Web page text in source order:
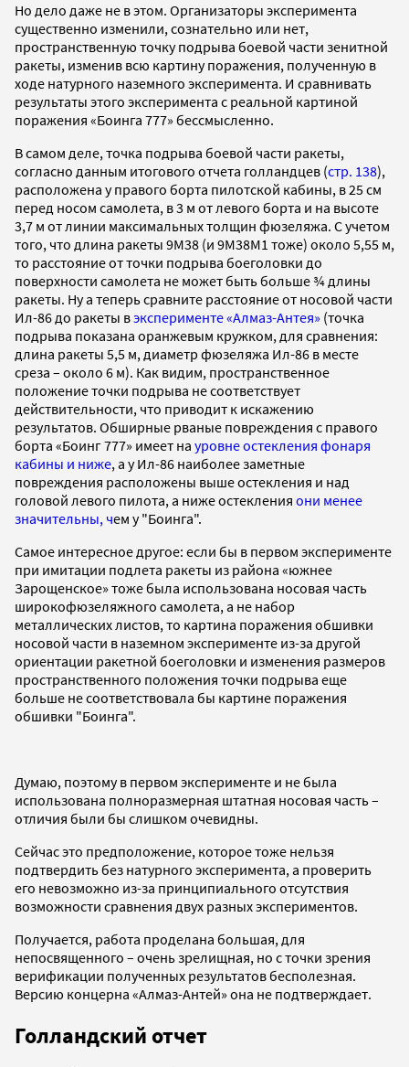
Но дело даже не в этом. Организаторы эксперимента
существенно изменили, сознательно или нет,
пространственную точку подрыва боевой части зенитной
ракеты, изменив всю картину поражения, полученную в
ходе натурного наземного эксперимента. И сравнивать
результаты этого эксперимента с реальной картиной
поражения «Боинга 777» бессмысленно.
В самом деле, точка подрыва боевой части ракеты,
согласно данным итогового отчета голландцев (стр. 138),
расположена у правого борта пилотской кабины, в 25 см
перед носом самолета, в 3 м от левого борта и на высоте
3,7 м от линии максимальных толщин фюзеляжа. С учетом
того, что длина ракеты 9М38 (и 9М38М1 тоже) около 5,55 м,
то расстояние от точки подрыва боеголовки до
поверхности самолета не может быть больше ¾ длины
ракеты. Ну а теперь сравните расстояние от носовой части
Ил-86 до ракеты вэксперименте «Алмаз-Антея» (точка
подрыва показана оранжевым кружком, для сравнения:
длина ракеты 5,5 м, диаметр фюзеляжа Ил-86 в месте
среза – около 6 м). Как видим, пространственное
положение точки подрыва не соответствует
действительности, что приводит к искажению
результатов. Обширные рваные повреждения с правого
борта «Боинг 777» имеет на уровне остекления фонаря
кабины и ниже, а у Ил-86 наиболее заметные
повреждения расположены выше остекления и над
головой левого пилота, а ниже остекления они менее
значительны, чем у "Боинга".
Самое интересное другое: если бы в первом эксперименте
при имитации подлета ракеты из района «южнее
Зарощенское» тоже была использована носовая часть
широкофюзеляжного самолета, а не набор
металлических листов, то картина поражения обшивки
носовой части в наземном эксперименте из-за другой
ориентации ракетной боеголовки и изменения размеров
пространственного положения точки подрыва еще
больше не соответствовала бы картине поражения
обшивки "Боинга".
Думаю, поэтому в первом эксперименте и не была
использована полноразмерная штатная носовая часть –
отличия были бы слишком очевидны.
Сейчас это предположение, которое тоже нельзя
подтвердить без натурного эксперимента, а проверить
его невозможно из-за принципиального отсутствия
возможности сравнения двух разных экспериментов.
Получается, работа проделана большая, для
непосвященного – очень зрелищная, но с точки зрения
верификации полученных результатов бесполезная.
Версию концерна «Алмаз-Антей» она не подтверждает.
Голландский отчет